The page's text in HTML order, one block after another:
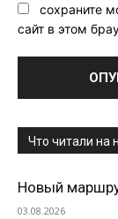
сохраните
сайт в этом
Что читали на
Новый
03.08.2026